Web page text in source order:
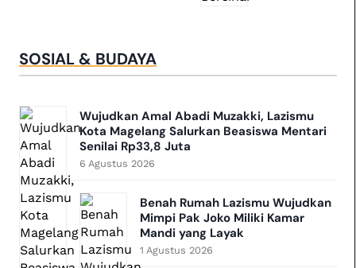
SOSIAL & BUDAYA
Wujudkan Amal Abadi Muzakki, Lazismu
Kota Magelang Salurkan Beasiswa Mentari
Senilai Rp33,8 Juta
6 Agustus 2026
Benah Rumah Lazismu Wujudkan
Mimpi Pak Joko Miliki Kamar
Mandi yang Layak
1 Agustus 2026